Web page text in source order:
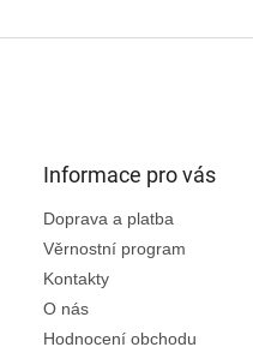
Informace pro vás
Doprava a platba
Věrnostní program
Kontakty
O nás
Hodnocení obchodu